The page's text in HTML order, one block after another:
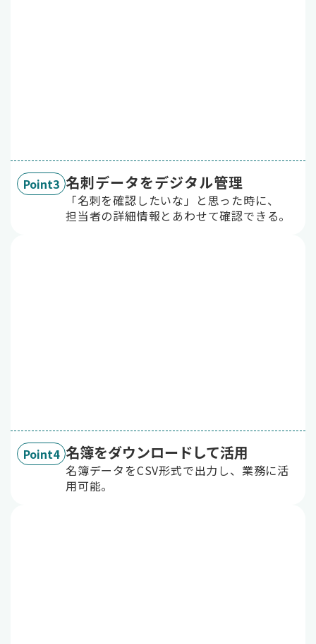
Point3 名刺データをデジタル管理
「名刺を確認したいな」と思った時に、
担当者の詳細情報とあわせて確認できる。
Point4 名簿をダウンロードして活用
名簿データをCSV形式で出力し、業務に活
用可能。